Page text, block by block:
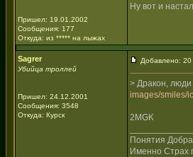
Пришел: 19.01.2002
Сообщения: 177
Откуда: из ***** на лыжах
Ну вот и
Sagrer
Убийца троллей
Пришел: 24.12.2001
Сообщения: 3548
Откуда: Курск
Добавлено: 20
> Дракон, люди
images/smiles/
2MGK
Понятия
Именно Страх